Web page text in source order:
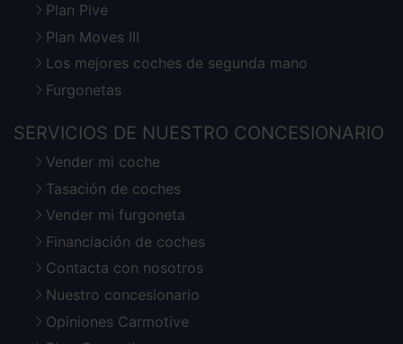
Plan Pive
Plan Moves III
Los mejores coches de segunda mano
Furgonetas
SERVICIOS DE NUESTRO CONCESIONARIO
Vender mi coche
Tasación de coches
Vender mi furgoneta
Financiación de coches
Contacta con nosotros
Nuestro concesionario
Opiniones Carmotive